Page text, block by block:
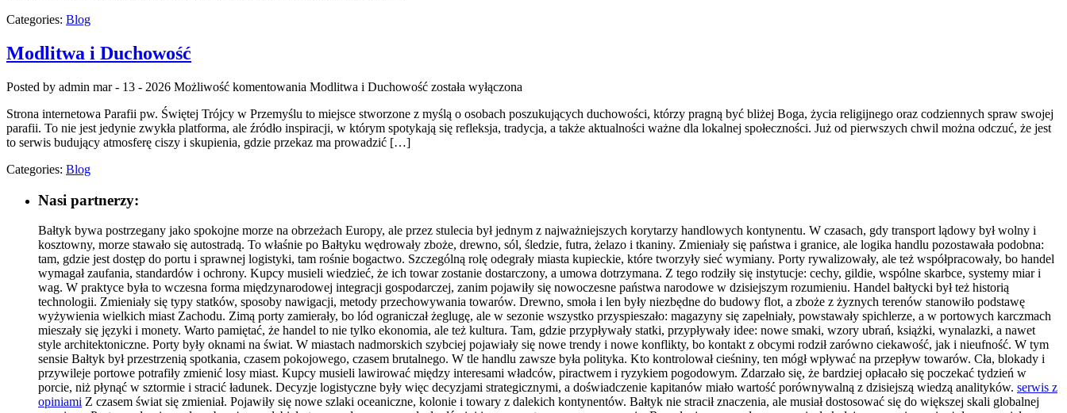
Categories: Blog
Modlitwa i Duchowość
Posted by admin mar - 13 - 2026 Możliwość komentowania Modlitwa i Duchowość została wyłączona
Strona internetowa Parafii pw. Świętej Trójcy w Przemyślu to miejsce stworzone z myślą o osobach poszukujących duchowości, którzy pragną być bliżej Boga, życia religijnego oraz codziennych spraw swojej
parafii. To nie jest jedynie zwykła platforma, ale źródło inspiracji, w którym spotykają się refleksja, tradycja, a także aktualności ważne dla lokalnej społeczności. Już od pierwszych chwil można odczuć, że jest
to serwis budujący atmosferę ciszy i skupienia, gdzie przekaz ma prowadzić […]
Categories: Blog
Nasi partnerzy:
Bałtyk bywa postrzegany jako spokojne morze na obrzeżach Europy, ale przez stulecia był jednym z najważniejszych korytarzy handlowych kontynentu. W czasach, gdy transport lądowy był wolny i
kosztowny, morze stawało się autostradą. To właśnie po Bałtyku wędrowały zboże, drewno, sól, śledzie, futra, żelazo i tkaniny. Zmieniały się państwa i granice, ale logika handlu pozostawała podobna:
tam, gdzie jest dostęp do portu i sprawnej logistyki, tam rośnie bogactwo. Szczególną rolę odegrały miasta kupieckie, które tworzyły sieć wymiany. Porty rywalizowały, ale też współpracowały, bo handel
wymagał zaufania, standardów i ochrony. Kupcy musieli wiedzieć, że ich towar zostanie dostarczony, a umowa dotrzymana. Z tego rodziły się instytucje: cechy, gildie, wspólne skarbce, systemy miar i
wag. W praktyce była to wczesna forma międzynarodowej integracji gospodarczej, zanim pojawiły się nowoczesne państwa narodowe w dzisiejszym rozumieniu. Handel bałtycki był też historią
technologii. Zmieniały się typy statków, sposoby nawigacji, metody przechowywania towarów. Drewno, smoła i len były niezbędne do budowy flot, a zboże z żyznych terenów stanowiło podstawę
wyżywienia wielkich miast Zachodu. Zimą porty zamierały, bo lód ograniczał żeglugę, ale w sezonie wszystko przyspieszało: magazyny się zapełniały, powstawały spichlerze, a w portowych karczmach
mieszały się języki i monety. Warto pamiętać, że handel to nie tylko ekonomia, ale też kultura. Tam, gdzie przypływały statki, przypływały idee: nowe smaki, wzory ubrań, książki, wynalazki, a nawet
style architektoniczne. Porty były oknami na świat. W miastach nadmorskich szybciej pojawiały się nowe trendy i nowe konflikty, bo kontakt z obcymi rodził zarówno ciekawość, jak i nieufność. W tym
sensie Bałtyk był przestrzenią spotkania, czasem pokojowego, czasem brutalnego. W tle handlu zawsze była polityka. Kto kontrolował cieśniny, ten mógł wpływać na przepływ towarów. Cła, blokady i
przywileje portowe potrafiły zmienić losy miast. Kupcy musieli lawirować między interesami władców, piractwem i ryzykiem pogodowym. Zdarzało się, że bardziej opłacało się poczekać tydzień w
porcie, niż płynąć w sztormie i stracić ładunek. Decyzje logistyczne były więc decyzjami strategicznymi, a doświadczenie kapitanów miało wartość porównywalną z dzisiejszą wiedzą analityków. serwis z
opiniami Z czasem świat się zmieniał. Pojawiły się nowe szlaki oceaniczne, kolonie i towary z dalekich kontynentów. Bałtyk nie stracił znaczenia, ale musiał dostosować się do większej skali globalnej